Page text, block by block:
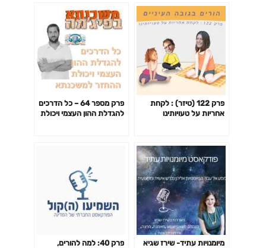
פרק 122 (טיזר) : לקחת
אחריות על טעויותינו
פרק מספר 64 – כל הדרכים
להגדלת ההון העצמי ויכולת
מיומנויות עתיד- שירז שגיא
פרק 40: למה להורים,